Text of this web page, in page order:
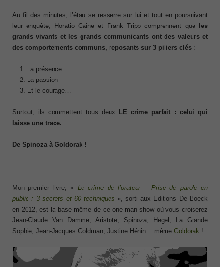
Au fil des minutes, l’étau se resserre sur lui et tout en poursuivant
leur enquête, Horatio Caine et Frank Tripp comprennent que
les
grands vivants et les grands communicants ont des valeurs et
des comportements communs, reposants sur 3 piliers clés :
La présence
La passion
Et le courage…
Surtout, ils commettent tous deux
LE crime parfait : celui qui
laisse une trace.
De Spinoza à Goldorak !
Mon premier livre, « Le crime de l’orateur – Prise de parole en
public : 3 secrets et 60 techniques », sorti aux Editions De Boeck
en 2012, est la base même de ce one man show où vous croiserez
Jean-Claude Van Damme, Aristote, Spinoza, Hegel, La Grande
Sophie, Jean-Jacques Goldman, Justine Hénin… même Goldorak !